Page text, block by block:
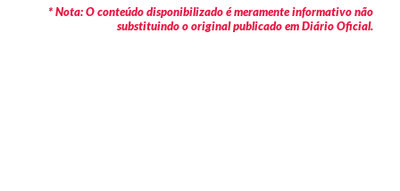
* Nota: O conteúdo disponibilizado é meramente informativo não
substituindo o original publicado em Diário Oficial.